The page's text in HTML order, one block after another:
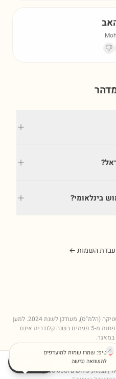
בינלאומי?
השמות ←
(הלמ"ס), מעודכן לשנת2024. למען
שמירה על הפרטיות, שמות שהופיעו פחות מ-5 פעמים בשנה קלנדרית אינם
במאגר.
| מגמות, פירושים וסטטיסטיקות
טיפ: שמרו שמות למועדפים
להשוואה נגישה